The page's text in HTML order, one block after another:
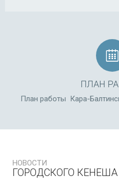
ПЛАН
План работы Кара-
НОВОСТИ
ГОРОДСКОГО КЕНЕША